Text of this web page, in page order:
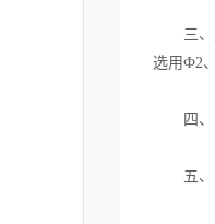
三、对
选用Ф2
四、不
五、